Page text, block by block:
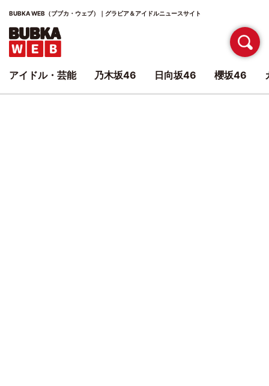
BUBKA WEB（ブブカ・ウェブ）｜グラビア＆アイドルニュースサイト
アイドル・芸能 乃木坂46 日向坂46 櫻坂46